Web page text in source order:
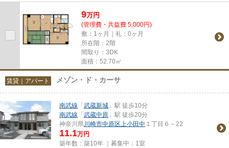
9万円
(管理費・共益費 5,000円)
敷：1ヶ月｜礼：0ヶ月
所在階：2階
間取り：3DK
面積：52.70㎡
賃貸｜アパート メゾン・ド・カーサ
南武線 「武蔵新城 」駅 徒歩10分
南武線 「武蔵中原 」駅 徒歩20分
神奈川県川崎市中原区上小田中 １丁目６－22
11.1万円
築年数：築10年 ｜募集中： 1室